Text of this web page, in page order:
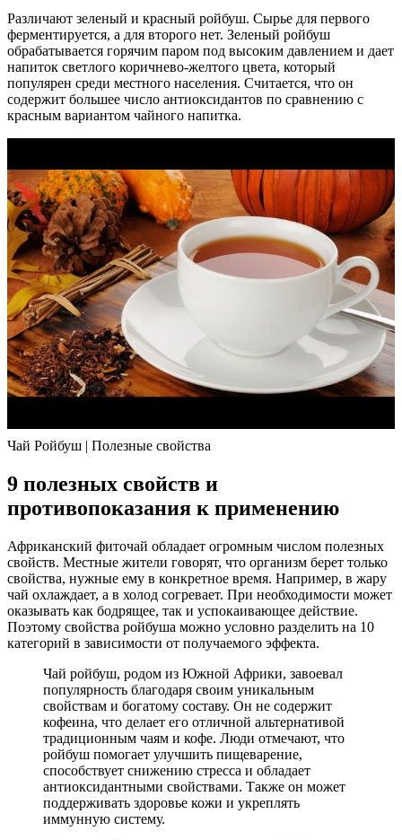
Различают зеленый и красный ройбуш. Сырье для первого
ферментируется, а для второго нет. Зеленый ройбуш
обрабатывается горячим паром под высоким давлением и дает
напиток светлого коричнево-желтого цвета, который
популярен среди местного населения. Считается, что он
содержит большее число антиоксидантов по сравнению с
красным вариантом чайного напитка.
Чай Ройбуш | Полезные свойства
9 полезных свойств и
противопоказания к применению
Африканский фиточай обладает огромным числом полезных
свойств. Местные жители говорят, что организм берет только
свойства, нужные ему в конкретное время. Например, в жару
чай охлаждает, а в холод согревает. При необходимости может
оказывать как бодрящее, так и успокаивающее действие.
Поэтому свойства ройбуша можно условно разделить на 10
категорий в зависимости от получаемого эффекта.
Чай ройбуш, родом из Южной Африки, завоевал
популярность благодаря своим уникальным
свойствам и богатому составу. Он не содержит
кофеина, что делает его отличной альтернативой
традиционным чаям и кофе. Люди отмечают, что
ройбуш помогает улучшить пищеварение,
способствует снижению стресса и обладает
антиоксидантными свойствами. Также он может
поддерживать здоровье кожи и укреплять
иммунную систему.